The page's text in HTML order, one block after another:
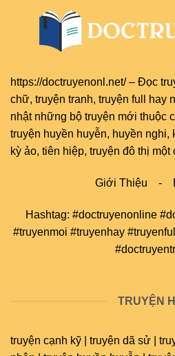
https://doctruyenonl.net/– Đọc
chữ, truyện tranh, truyện full
hay
nhật những bộ truyện mới thuộc
truyện huyền huyễn, huyền nghi,
kỳ ảo, tiên hiệp, truyện đô thị một
Giới Thiệu -
Hashtag: #doctruyenonline
#truyenmoi #truyenhay
TRUYỆN
truyện cạnh kỹ | truyện dã sử |